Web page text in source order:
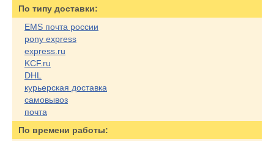
По типу доставки:
EMS почта россии
pony express
express.ru
KCF.ru
DHL
курьерская доставка
самовывоз
почта
По времени работы: